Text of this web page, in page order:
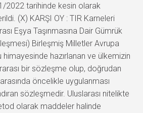
2022 tarihinde kesin olarak
(X) KARŞI OY : TIR Karneleri
Eşya Taşınmasına Dair Gümrük
Birleşmiş Milletler Avrupa
hazırlanan ve ülkemizin
bir sözleşme olup, doğrudan
öncelikle uygulanması
sözleşmedir. Uluslarası nitelikte
olarak maddeler halinde